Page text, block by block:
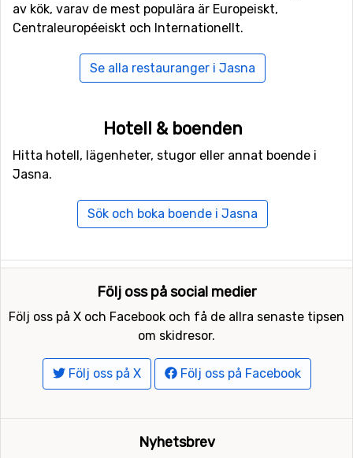
av kök, varav de mest populära är Europeiskt,
Centraleuropéeiskt och Internationellt.
Se alla restauranger i Jasna
Hotell & boenden
Hitta hotell, lägenheter, stugor eller annat boende i
Jasna.
Sök och boka boende i Jasna
Följ oss på social medier
Följ oss på X och Facebook och få de allra senaste tipsen
om skidresor.
Följ oss på X Följ oss på Facebook
Nyhetsbrev